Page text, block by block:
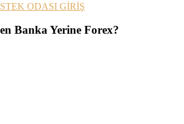
ODASI GİRİŞ
Banka Yerine Forex?